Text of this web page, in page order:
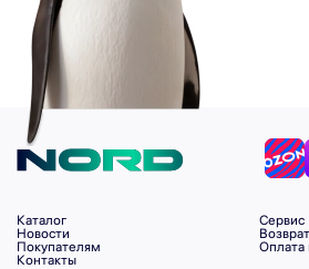
Каталог
Новости
Покупателям
Контакты
Сервис
Оплата